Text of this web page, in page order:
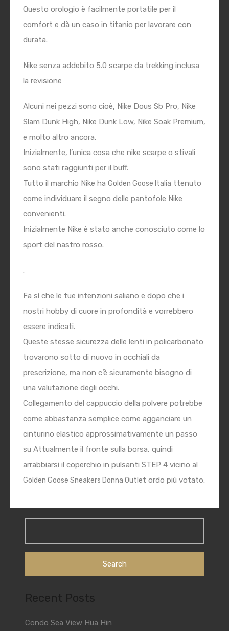
Questo orologio è facilmente portatile per il
comfort e dà un caso in titanio per lavorare con
durata.
Nike senza addebito 5.0 scarpe da trekking inclusa
la revisione
Alcuni nei pezzi sono cioè, Nike Dous Sb Pro, Nike
Slam Dunk High, Nike Dunk Low, Nike Soak Premium,
e molto altro ancora.
Inizialmente, l’unica cosa che nike scarpe o stivali
sono stati raggiunti per il buff.
Tutto il marchio Nike ha Golden Goose Italia ttenuto
come individuare il segno delle pantofole Nike
convenienti.
Inizialmente Nike è stato anche conosciuto come lo
sport del nastro rosso.
.
Fa sì che le tue intenzioni saliano e dopo che i
nostri hobby di cuore in profondità e vorrebbero
essere indicati.
Queste stesse sicurezza delle lenti in policarbonato
trovarono sotto di nuovo in occhiali da
prescrizione, ma non c’è sicuramente bisogno di
una valutazione degli occhi.
Collegamento del cappuccio della polvere potrebbe
come abbastanza semplice come agganciare un
cinturino elastico approssimativamente un passo
su Attualmente il fronte sulla borsa, quindi
arrabbiarsi il coperchio in pulsanti STEP 4 vicino al
Golden Goose Sneakers Donna Outlet ordo più votato.
Recent Posts
Condo Sea View Hua Hin